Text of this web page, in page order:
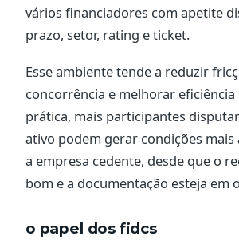
vários financiadores com apetite
prazo, setor, rating e ticket.
Esse ambiente tende a reduzir
concorrência e melhorar eficiência
prática, mais participantes
ativo podem gerar condições mais
a empresa cedente, desde que o
bom e a documentação esteja em
o papel dos fidcs